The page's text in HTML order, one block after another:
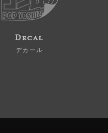
Decal
デカール